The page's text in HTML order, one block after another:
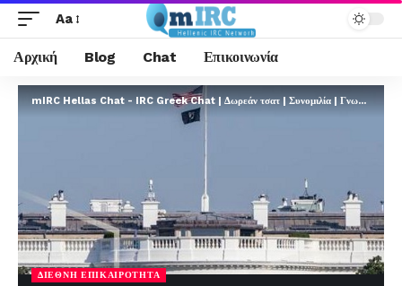
Aa
Αρχική Blog Chat Επικοινωνία
mIRC Hellas Chat - IRC Greek Chat | Δωρεάν τσατ | Συνομιλία | Γνωριμίες | FREE
ΔΙΕΘΝΉ ΕΠΙΚΑΙΡΌΤΗΤΑ